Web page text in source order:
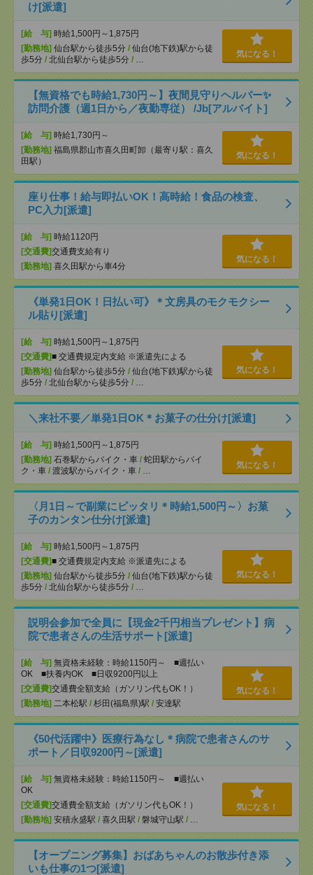
け[派遣]
[給 与] 時給1,500円～1,875円
[勤務地] 仙台駅から徒歩5分 / 仙台(地下鉄)駅から徒
歩5分 / 北仙台駅から徒歩5分 / …
気になる！
【無資格でも時給1,730円～】夜間見守りヘルパー✨
訪問介護（週1日から／夜勤専従） /Jb[アルバイト]
[給 与] 時給1,730円～
[勤務地] 福島県郡山市喜久田町卸（最寄り駅：喜久
田駅）
気になる！
座り仕事！給与即払いOK！高時給！食品の検査、
PC入力[派遣]
[給 与] 時給1120円
[交通費]交通費支給有り
[勤務地] 喜久田駅から車4分
気になる！
《単発1日OK！日払い可》＊文房具のモクモクシー
ル貼り[派遣]
[給 与] 時給1,500円～1,875円
[交通費]■ 交通費規定内支給 ※派遣先による
[勤務地] 仙台駅から徒歩5分 / 仙台(地下鉄)駅から徒
歩5分 / 北仙台駅から徒歩5分 / …
気になる！
＼来社不要／単発1日OK＊お菓子の仕分け[派遣]
[給 与] 時給1,500円～1,875円
[勤務地] 石巻駅からバイク・車 / 蛇田駅からバイ
ク・車 / 渡波駅からバイク・車 / …
気になる！
〈月1日～で副業にピッタリ＊時給1,500円～〉お菓
子のカンタン仕分け[派遣]
[給 与] 時給1,500円～1,875円
[交通費]■ 交通費規定内支給 ※派遣先による
[勤務地] 仙台駅から徒歩5分 / 仙台(地下鉄)駅から徒
歩5分 / 北仙台駅から徒歩5分 / …
気になる！
説明会参加で全員に【現金2千円相当プレゼント】病
院で患者さんの生活サポート[派遣]
[給 与] 無資格未経験：時給1150円～ ■週払い
OK ■扶養内OK ■日収9200円以上
[交通費]交通費全額支給（ガソリン代もOK！）
[勤務地] 二本松駅 / 杉田(福島県)駅 / 安達駅
気になる！
《50代活躍中》医療行為なし＊病院で患者さんのサ
ポート／日収9200円～[派遣]
[給 与] 無資格未経験：時給1150円～ ■週払い
OK
[交通費]交通費全額支給（ガソリン代もOK！）
[勤務地] 安積永盛駅 / 喜久田駅 / 磐城守山駅 / …
気になる！
【オープニング募集】おばあちゃんのお散歩付き添
いも仕事の1つ[派遣]